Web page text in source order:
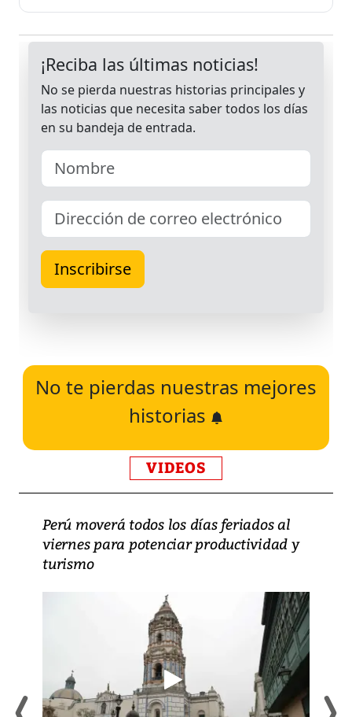
No te pierdas nuestras mejores
historias
VIDEOS
Perú moverá todos los días feriados al
viernes para potenciar productividad y
turismo